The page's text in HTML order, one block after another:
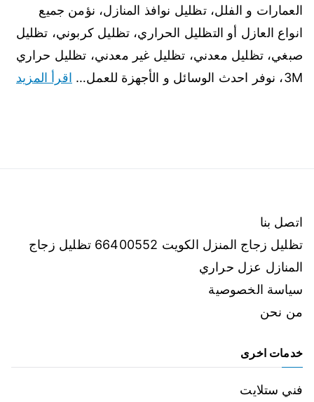
العمارات و الفلل، تظليل نوافذ المنازل، نؤمن جميع
انواع العازل أو التظليل الحراري، تظليل كربوني، تظليل
صبغي، تظليل معدني، تظليل غير معدني، تظليل حراري
3M، نوفر احدث الوسائل و الأجهزة للعمل…
اقرأ المزيد
اتصل بنا
تظليل زجاج المنزل الكويت 66400552 تظليل زجاج
المنازل عزل حراري
سياسة الخصوصية
من نحن
خدمات اخرى
فني ستلايت